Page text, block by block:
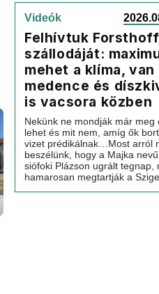
Videók
Felhívtuk
szállodáját:
mehet a klíma, van
medence és
is vacsora közben
Nekünk ne mondják már meg
lehet és mit nem, amíg ők
vizet prédikálnak…Most arról
beszélünk, hogy a Majka
siófoki Plázson ugrált tegnap,
hamarosan megtartják a